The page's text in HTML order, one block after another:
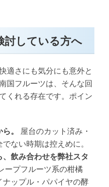
討している方へ
適さにも気分にも意外と
国フルーツは、そんな回
くれる存在です。ポイン
。
屋台のカット済み・
ない時期は控えめに。
飲み合わせを弊社スタ
ープフルーツ系の柑橘
ナップル・パパイヤの酵